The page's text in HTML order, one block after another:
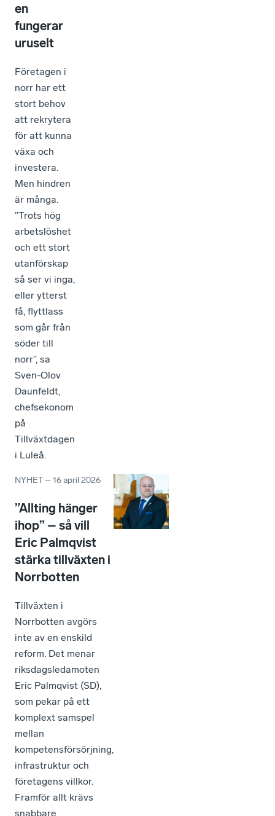
en
fungerar
uruselt
Företagen i
norr har ett
stort behov
att rekrytera
för att kunna
växa och
investera.
Men hindren
är många.
”Trots hög
arbetslöshet
och ett stort
utanförskap
så ser vi inga,
eller ytterst
få, flyttlass
som går från
söder till
norr”, sa
Sven-Olov
Daunfeldt,
chefsekonom
på
Tillväxtdagen
i Luleå.
NYHET –16 april 2026
”Allting hänger
ihop” – så vill
Eric Palmqvist
stärka tillväxten i
Norrbotten
Tillväxten i
Norrbotten avgörs
inte av en enskild
reform. Det menar
riksdagsledamoten
Eric Palmqvist (SD),
som pekar på ett
komplext samspel
mellan
kompetensförsörjning,
infrastruktur och
företagens villkor.
Framför allt krävs
snabbare